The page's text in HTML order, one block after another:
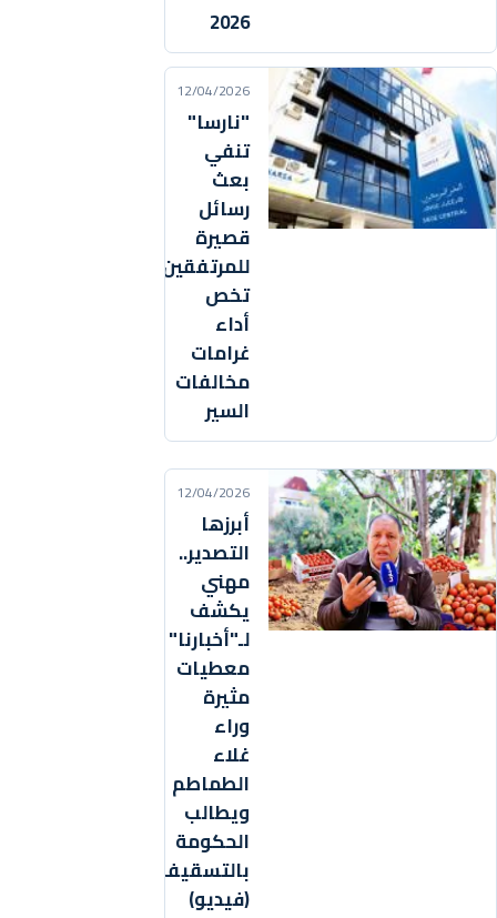
2026
12/04/2026
"نارسا"
تنفي
بعث
رسائل
قصيرة
للمرتفقين
تخص
أداء
غرامات
مخالفات
السير
12/04/2026
أبرزها
التصدير..
مهني
يكشف
لـ"أخبارنا"
معطيات
مثيرة
وراء
غلاء
الطماطم
ويطالب
الحكومة
بالتسقيف
(فيديو)